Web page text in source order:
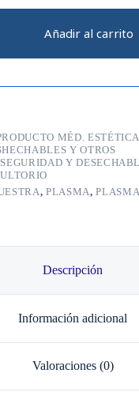
Añadir al carrito
MÉD.
Y OTROS
SEGURIDAD Y
,PLASMA,
Descripción
Información adicional
Valoraciones (0)